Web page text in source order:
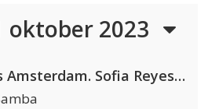
oktober 2023
Kris Kross Amsterdam. Sofia Reyes & Tinie Tempah